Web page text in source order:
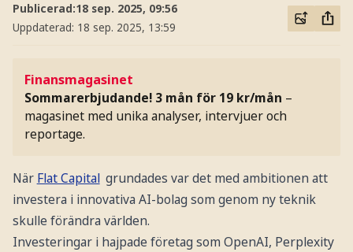
Publicerad:18 sep. 2025, 09:56
Uppdaterad: 18 sep. 2025, 13:59
Finansmagasinet
Sommarerbjudande! 3 mån för 19 kr/mån –
magasinet med unika analyser, intervjuer och
reportage.
När Flat Capital grundades var det med ambitionen att
investera i innovativa AI-bolag som genom ny teknik
skulle förändra världen.
Investeringar i hajpade företag som OpenAI, Perplexity